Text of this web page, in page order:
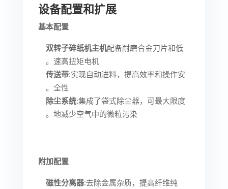
设备配置和扩展
基本配置
双转子碎纸机主机配备耐磨合金刀片和低
速高扭矩电机。
传送带:实现自动进料，提高效率和操作安
全性。
除尘系统:集成了袋式除尘器，可最大限度
地减少空气中的微粒污染。
附加配置
磁性分离器:去除金属杂质，提高纤维纯